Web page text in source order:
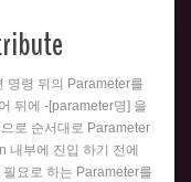
명령 뒤의 Parameter를
뒤에 -[parameter명] 을
로 순서대로 Parameter
내부에 진입 하기 전에
요로 하는 Parameter를